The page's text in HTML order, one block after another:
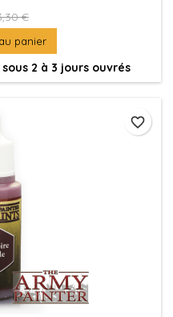
€
panier
2 à 3 jours ouvrés
favorite_border